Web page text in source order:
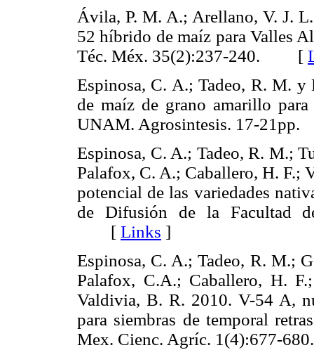
Ávila, P. M. A.; Arellano, V. J.
52 híbrido de maíz para Valles
Téc. Méx. 35(2):237-240. [
Espinosa, C. A.; Tadeo, R. M.
de maíz de grano amarillo
UNAM. Agrosintesis. 17-
Espinosa, C. A.; Tadeo, R. M.;
Palafox, C. A.; Caballero, H. F.;
potencial de las variedades
de Difusión de la Facultad
[ Links ]
Espinosa, C. A.; Tadeo, R. M.;
Palafox, C.A.; Caballero, H.
Valdivia, B. R. 2010. V-54 A,
para siembras de temporal
Mex. Cienc. Agríc.